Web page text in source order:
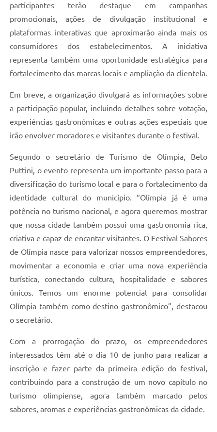
participantes terão destaque em campanhas
promocionais, ações de divulgação institucional e
plataformas interativas que aproximarão ainda mais os
consumidores dos estabelecimentos. A iniciativa
representa também uma oportunidade estratégica para
fortalecimento das marcas locais e ampliação da clientela.
Em breve, a organização divulgará as informações sobre
a participação popular, incluindo detalhes sobre votação,
experiências gastronômicas e outras ações especiais que
irão envolver moradores e visitantes durante o festival.
Segundo o secretário de Turismo de Olímpia, Beto
Puttini, o evento representa um importante passo para a
diversificação do turismo local e para o fortalecimento da
identidade cultural do município. “Olímpia já é uma
potência no turismo nacional, e agora queremos mostrar
que nossa cidade também possui uma gastronomia rica,
criativa e capaz de encantar visitantes. O Festival Sabores
de Olímpia nasce para valorizar nossos empreendedores,
movimentar a economia e criar uma nova experiência
turística, conectando cultura, hospitalidade e sabores
únicos. Temos um enorme potencial para consolidar
Olímpia também como destino gastronômico”, destacou
o secretário.
Com a prorrogação do prazo, os empreendedores
interessados têm até o dia 10 de junho para realizar a
inscrição e fazer parte da primeira edição do festival,
contribuindo para a construção de um novo capítulo no
turismo olimpiense, agora também marcado pelos
sabores, aromas e experiências gastronômicas da cidade.